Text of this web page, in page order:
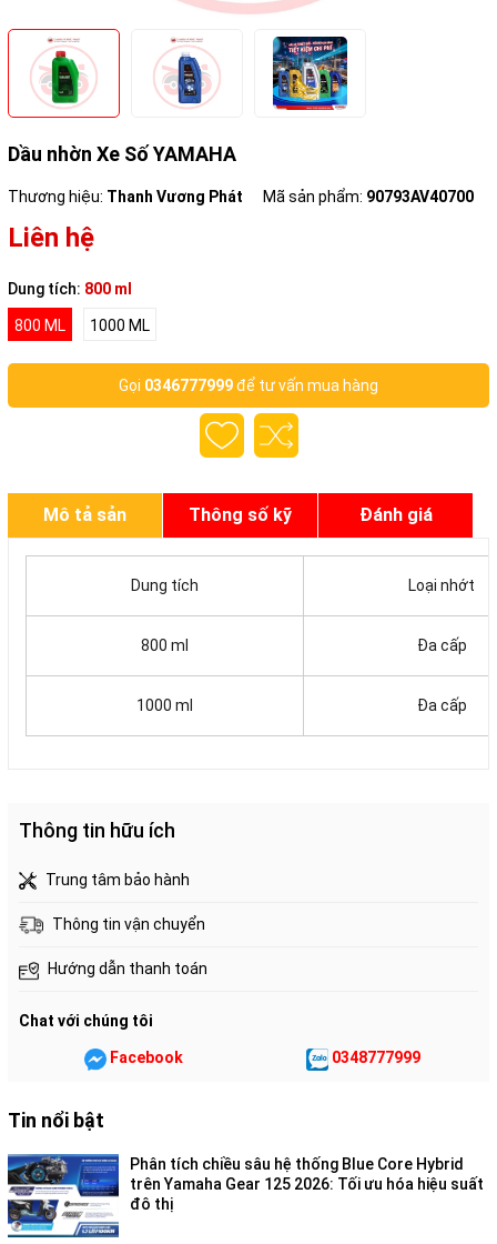
Dầu nhờn Xe Số YAMAHA
Thương hiệu: Thanh Vương Phát Mã sản phẩm: 90793AV40700
Liên hệ
Dung tích: 800 ml
800 ML 1000 ML
Gọi 0346777999để tư vấn mua hàng
Mô tả sản
phẩm
Thông số kỹ
thuật
Đánh giá
Dung tích Loại nhớt
800 ml Đa cấp
1000 ml Đa cấp
Thông tin hữu ích
Trung tâm bảo hành
Thông tin vận chuyển
Hướng dẫn thanh toán
Chat với chúng tôi
Facebook 0348777999
Tin nổi bật
Phân tích chiều sâu hệ thống Blue Core Hybrid
trên Yamaha Gear 125 2026: Tối ưu hóa hiệu suất
đô thị